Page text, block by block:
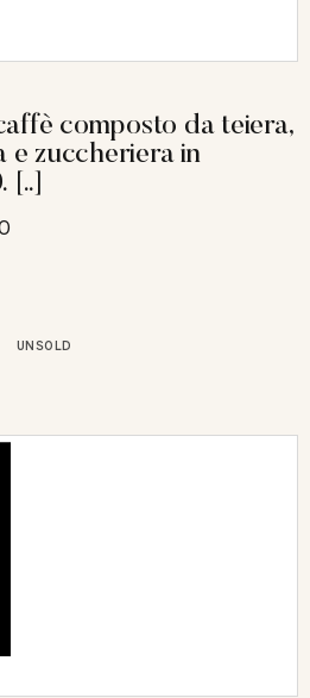
composto da teiera,
e zuccheriera in
[..]
UNSOLD